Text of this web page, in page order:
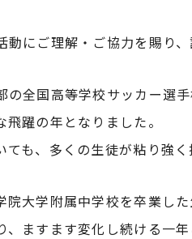
動にご理解・ご協力を賜り、
の全国高等学校サッカー選
躍の年となりました。
ても、多くの生徒が粘り強
院大学附属中学校を卒業し
、ますます変化し続ける一年